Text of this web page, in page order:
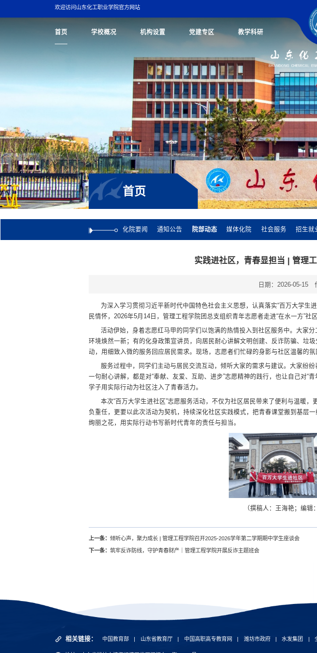
欢迎访问山东化工职业学院官方网站
首页 学校概况 机构设置 党建专区 教学科研
首页
化院要闻 通知公告 院部动态 媒体化院 社会服务 招生就
实践进社区，青春显担当 | 管理
日期：2026-05-15
为深入学习贯彻习近平新时代中国特色社会主义思想，认真落实“百万大学生
民情怀，2026年5月14日，管理工程学院团总支组织青年志愿者走进“在水一方”社
活动伊始，身着志愿红马甲的同学们以饱满的热情投入到社区服务中。大家
环境焕然一新；有的化身政策宣讲员，向居民耐心讲解文明创建、反诈防骗、垃
动，用细致入微的服务回应居民需求。现场，志愿者们忙碌的身影与社区温馨的
服务过程中，同学们主动与居民交流互动，倾听大家的需求与建议。大家纷
一句耐心讲解，都是对“奉献、友爱、互助、进步”志愿精神的践行，也让自己对“
学子用实际行动为社区注入了青春活力。
本次“百万大学生进社区”志愿服务活动，不仅为社区居民带来了便利与温暖
负重任，更要以此次活动为契机，持续深化社区实践模式，把青春课堂搬到基层
绚丽之花，用实际行动书写新时代青年的责任与担当。
（撰稿人：王海艳；编辑
上一条： 倾听心声，聚力成长 | 管理工程学院召开2025-2026学年第二学期期中学生座谈会
下一条： 筑牢反诈防线，守护青春财产｜管理工程学院开展反诈主题班会
相关链接： 中国教育部 山东省教育厅 中国高职高专教育网 潍坊市政府 水发集团